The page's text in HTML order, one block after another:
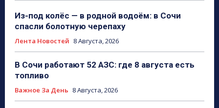
Из-под колёс — в родной водоём: в Сочи
спасли болотную черепаху
Лента Новостей 8 Августа, 2026
В Сочи работают 52 АЗС: где 8 августа есть
топливо
Важное За День 8 Августа, 2026